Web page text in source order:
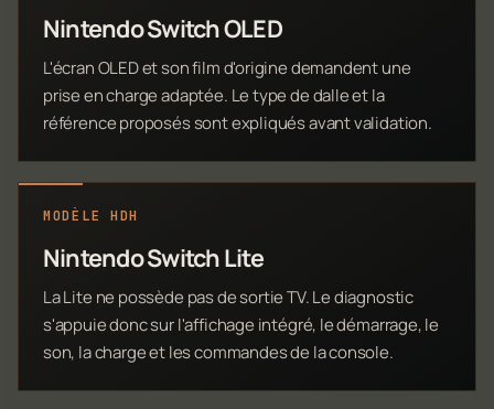
Nintendo Switch OLED
L'écran OLED et son film d'origine demandent une
prise en charge adaptée. Le type de dalle et la
référence proposés sont expliqués avant validation.
MODÈLE HDH
Nintendo Switch Lite
La Lite ne possède pas de sortie TV. Le diagnostic
s'appuie donc sur l'affichage intégré, le démarrage, le
son, la charge et les commandes de la console.